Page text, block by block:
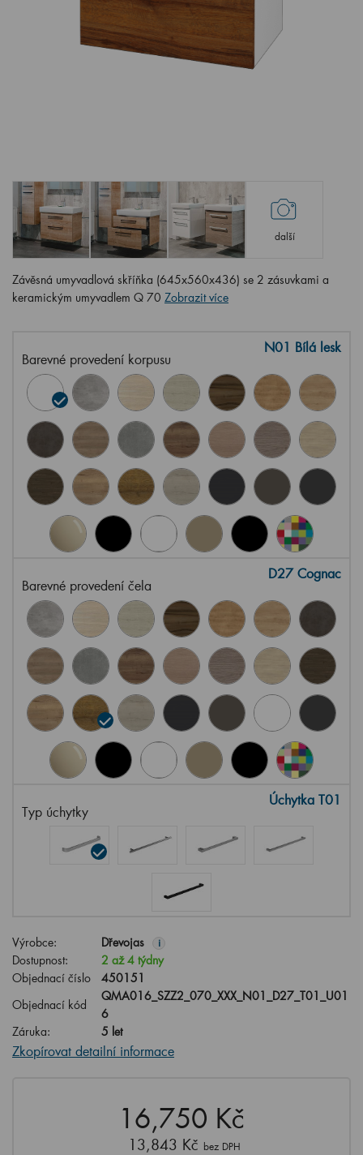
další
Závěsná umyvadlová skříňka (645x560x436) se 2 zásuvkami a
keramickým umyvadlem Q 70 Zobrazit více
Barevné provedení korpusu
N01 Bílá lesk
Barevné provedení čela
D27 Cognac
Typ úchytky
Úchytka T01
Výrobce: Dřevojas i
Dostupnost:
2 až 4 týdny
Objednací číslo
450151
Objednací kód
QMA016_SZZ2_070_XXX_N01_D27_T01_U01
6
Záruka:
5 let
Zkopírovat detailní informace
16,750 Kč
13,843 Kč bez DPH